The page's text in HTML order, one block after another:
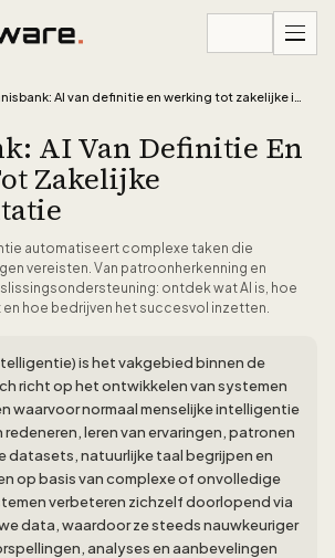
AI Van Definitie En
Zakelijke
automatiseert complexe taken die
vereisten. Van patroonherkenning en
ontdek wat AI is, hoe
hoe bedrijven het succesvol inzetten.
is het vakgebied binnen de
richt op het ontwikkelen van systemen
waarvoor normaal menselijke intelligentie
redeneren, leren van ervaringen, patronen
datasets, natuurlijke taal begrijpen en
op basis van complexe of onvolledige
verbeteren zichzelf doorlopend via
data, waardoor ze steeds nauwkeuriger
analyses en aanbevelingen